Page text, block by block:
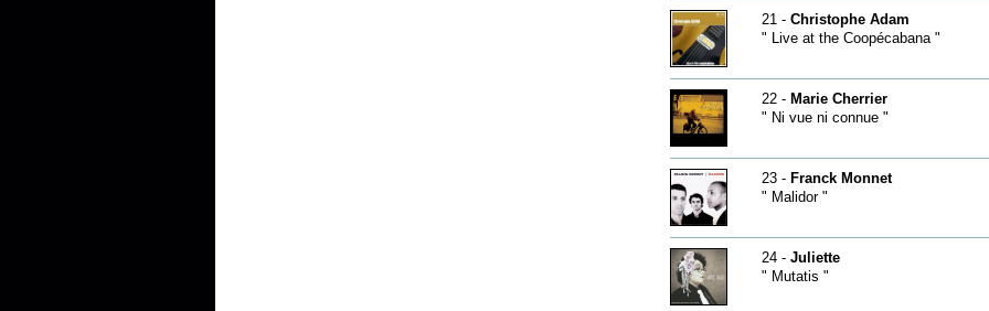
21 - Christophe Adam
" Live at the Coopécabana "
22 - Marie Cherrier
" Ni vue ni connue "
23 - Franck Monnet
" Malidor "
24 - Juliette
" Mutatis "